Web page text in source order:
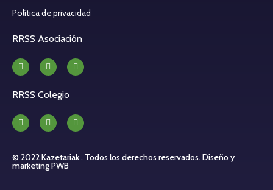
Política de privacidad
RRSS Asociación
RRSS Colegio
© 2022 Kazetariak . Todos los derechos reservados.Diseño y
marketing PWB